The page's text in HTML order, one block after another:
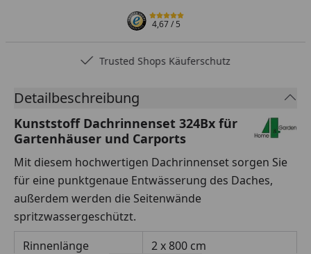
4,67/ 5
Trusted Shops Käuferschutz
Detailbeschreibung
Kunststoff Dachrinnenset 324Bx für
Gartenhäuser und Carports
Mit diesem hochwertigen Dachrinnenset sorgen Sie
für eine punktgenaue Entwässerung des Daches,
außerdem werden die Seitenwände
spritzwassergeschützt.
Rinnenlänge
2 x 800 cm